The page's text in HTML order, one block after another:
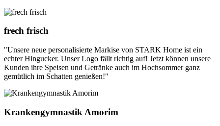
frech frisch
"Unsere neue personalisierte Markise von STARK Home ist ein
echter Hingucker. Unser Logo fällt richtig auf! Jetzt können unsere
Kunden ihre Speisen und Getränke auch im Hochsommer ganz
gemütlich im Schatten genießen!"
Krankengymnastik Amorim